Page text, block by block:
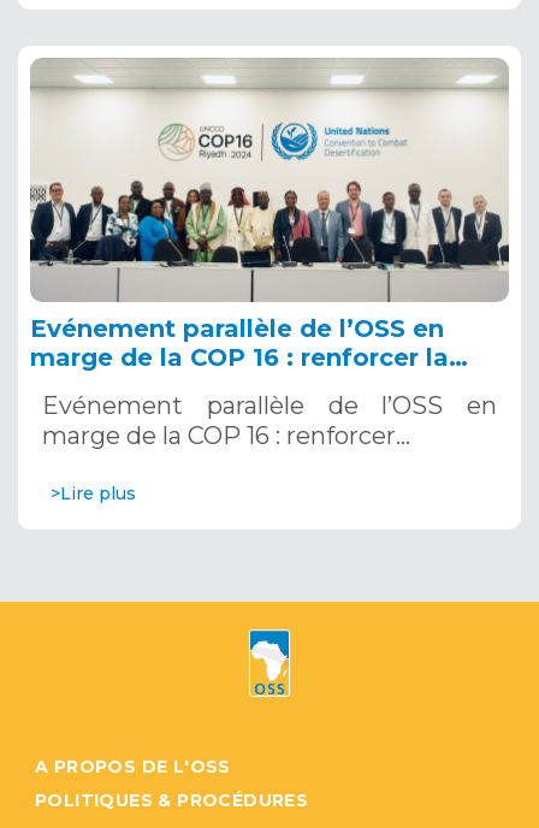
Evénement parallèle de l’OSS en
marge de la COP 16 : renforcer la
Systèmes d’Alerte Précoce
Multirisques. 12 décembre 2024
Evénement parallèle de l’OSS en
marge de la COP 16 : renforcer…
>Lire plus
A PROPOS DE L'OSS
POLITIQUES & PROCÉDURES